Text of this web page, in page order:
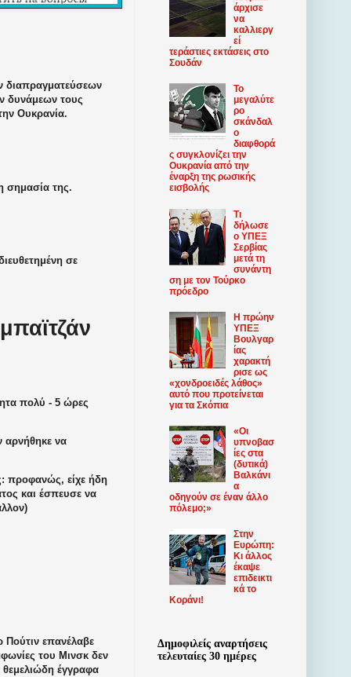
διαπραγματεύσεων
δυνάμεων τους
Ουκρανία.
σημασία της.
σε
πολύ - 5 ώρες
αρνήθηκε να
προφανώς, είχε ήδη
και έσπευσε να
Πούτιν επανέλαβε
του Μινσκ δεν
έγγραφα
άρχισε
να
καλλιεργ
εί
τεράστιες εκτάσεις στο
Σουδάν
Το
μεγαλύτε
ρο
σκάνδαλ
ο
διαφθορά
ς συγκλονίζει την
Ουκρανία από την
έναρξη της ρωσικής
εισβολής
Τι
δήλωσε
ο ΥΠΕΞ
Σερβίας
μετά τη
συνάντη
ση με τον Τούρκο
πρόεδρο
Η πρώην
ΥΠΕΞ
Βουλγαρ
ίας
χαρακτή
ρισε ως
«χονδροειδές λάθος»
αυτό που προτείνεται
για τα Σκόπια
«Οι
υπνοβασ
ίες στα
(δυτικά)
Βαλκάνι
α
οδηγούν σε έναν άλλο
πόλεμο;»
Στην
Ευρώπη:
Κι άλλος
έκαψε
επιδεικτι
κά το
Κοράνι!
Δημοφιλείς αναρτήσεις
τελευταίες 30 ημέρες